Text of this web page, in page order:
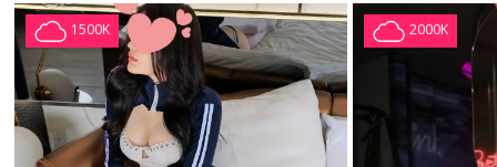
1500K 2000K